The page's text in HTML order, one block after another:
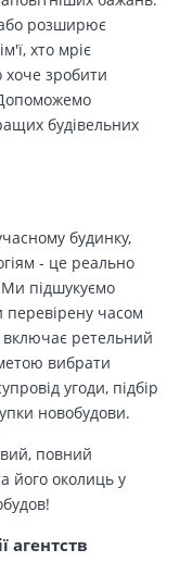
розширює
хто мріє
хоче зробити
будівельних
будинку,
- це реально
Ми підшукуємо
перевірену часом
ретельний
вибрати
угоди, підбір
новобудови.
повний
його околиць у
агентств